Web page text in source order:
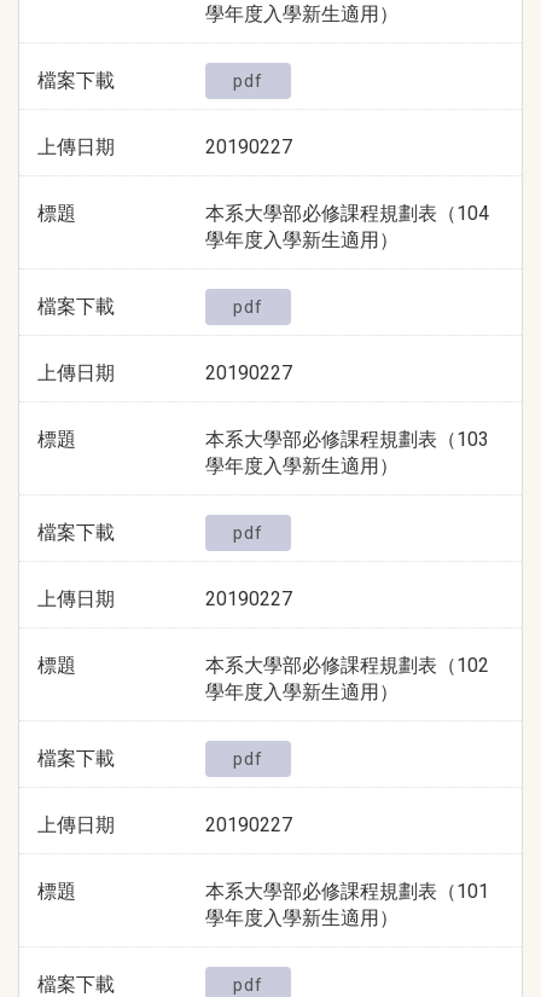
學年度入學新生適用）
檔案下載 pdf
上傳日期 20190227
標題
本系大學部必修課程規劃表（104
學年度入學新生適用）
檔案下載 pdf
上傳日期 20190227
標題
本系大學部必修課程規劃表（103
學年度入學新生適用）
檔案下載 pdf
上傳日期 20190227
標題
本系大學部必修課程規劃表（102
學年度入學新生適用）
檔案下載 pdf
上傳日期 20190227
標題
本系大學部必修課程規劃表（101
學年度入學新生適用）
檔案下載 pdf